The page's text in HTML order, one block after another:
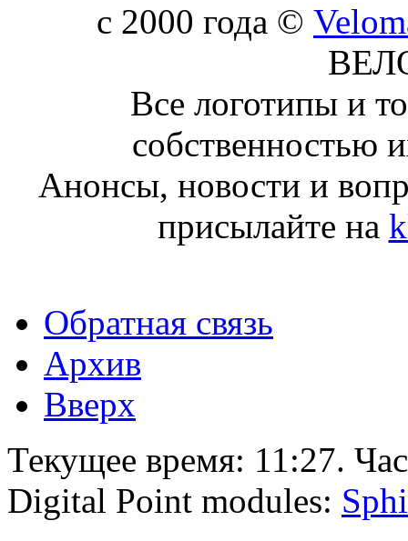
c 2000 года ©
Все логотипы и
собственностью
Анонсы, новости и
присылайте на
Обратная связь
Архив
Вверх
Текущее время: 11:27.
Digital Point modules: